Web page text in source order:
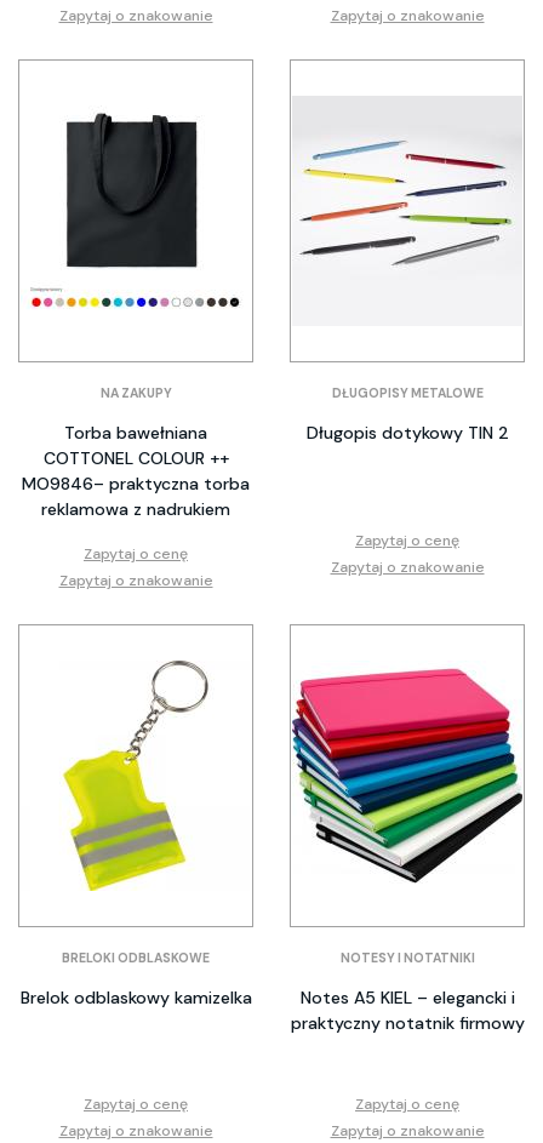
Zapytaj o znakowanie
Zapytaj o znakowanie
NA ZAKUPY
Torba bawełniana
COTTONEL COLOUR ++
MO9846– praktyczna torba
reklamowa z nadrukiem
Zapytaj o cenę
Zapytaj o znakowanie
DŁUGOPISY METALOWE
Długopis dotykowy TIN 2
Zapytaj o cenę
Zapytaj o znakowanie
BRELOKI ODBLASKOWE
Brelok odblaskowy kamizelka
Zapytaj o cenę
Zapytaj o znakowanie
NOTESY I NOTATNIKI
Notes A5 KIEL – elegancki i
praktyczny notatnik firmowy
Zapytaj o cenę
Zapytaj o znakowanie